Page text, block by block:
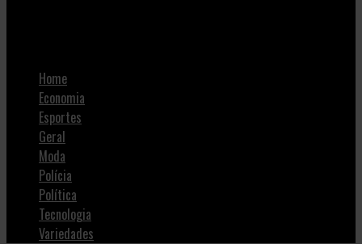
Home
Economia
Esportes
Geral
Moda
Polícia
Política
Tecnologia
Variedades